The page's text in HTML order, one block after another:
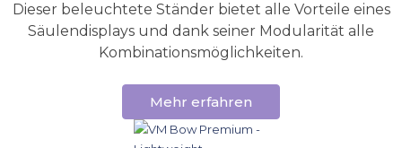
Dieser beleuchtete Ständer bietet alle Vorteile eines
Säulendisplays und dank seiner Modularität alle
Kombinationsmöglichkeiten.
Mehr erfahren